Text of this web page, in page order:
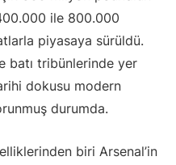
ile 800.000
piyasaya sürüldü.
batı tribünlerinde yer
dokusu modern
durumda.
biri Arsenal’in